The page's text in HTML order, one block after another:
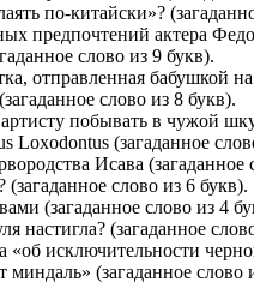
по-китайски»?
предпочтений актера
слово из 9 букв).
отправленная бабушкой
слово из 8 букв).
побывать в чужой
Loxodontus (загаданное
Исава (загаданное
(загаданное слово из 6 букв).
(загаданное слово из 4
настигла? (загаданное
исключительности
(загаданное слово